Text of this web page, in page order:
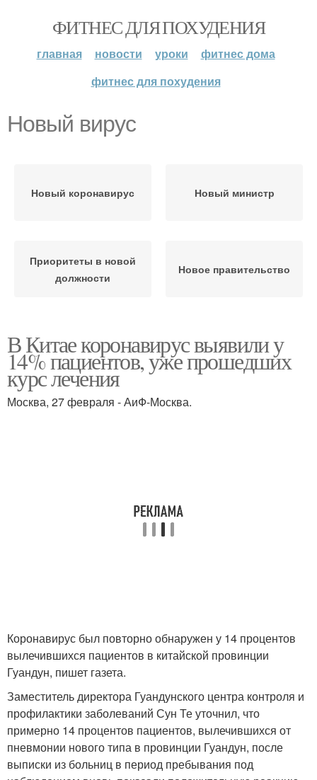
ФИТНЕС ДЛЯ ПОХУДЕНИЯ
главная новости уроки
фитнес дома
фитнес для похудения
Новый вирус
Новый коронавирус Новый министр
Приоритеты в новой
должности
Новое правительство
В Китае коронавирус выявили у
14% пациентов, уже прошедших
курс лечения
Москва, 27 февраля - АиФ-Москва.
Коронавирус был повторно обнаружен у 14 процентов
вылечившихся пациентов в китайской провинции
Гуандун, пишет газета.
Заместитель директора Гуандунского центра контроля и
профилактики заболеваний Сун Те уточнил, что
примерно 14 процентов пациентов, вылечившихся от
пневмонии нового типа в провинции Гуандун, после
выписки из больниц в период пребывания под